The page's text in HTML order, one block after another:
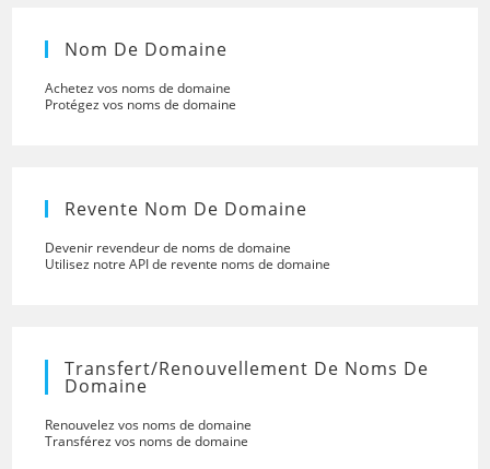
Nom De Domaine
Achetez vos noms de domaine
Protégez vos noms de domaine
Revente Nom De Domaine
Devenir revendeur de noms de domaine
Utilisez notre API de revente noms de domaine
Transfert/renouvellement De Noms De
Domaine
Renouvelez vos noms de domaine
Transférez vos noms de domaine